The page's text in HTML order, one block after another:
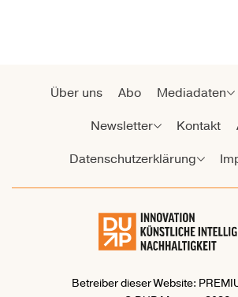
Über uns Abo Mediadaten
Newsletter
Kontakt
Datenschutzerklärung
Betreiber dieser Website: